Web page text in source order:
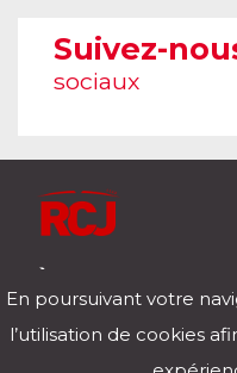
Suivez-
sociaux
Télécharger notre
En poursuivant votre
l’utilisation de cookies